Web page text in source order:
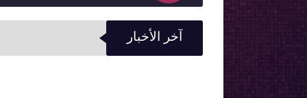
آخر الأخبار